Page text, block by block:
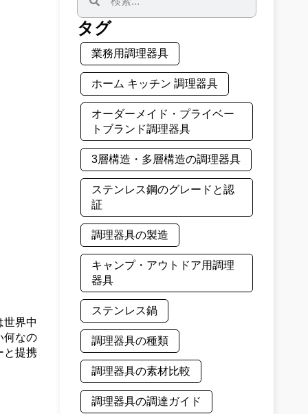
世界中
何なの
と提携
タグ
業務用調理器具
ホーム キッチン 調理器具
オーダーメイド・プライベー
トブランド調理器具
3層構造・多層構造の調理器具
ステンレス鋼のグレードと認
証
調理器具の製造
キャンプ・アウトドア用調理
器具
ステンレス鍋
調理器具の種類
調理器具の素材比較
調理器具の調達ガイド